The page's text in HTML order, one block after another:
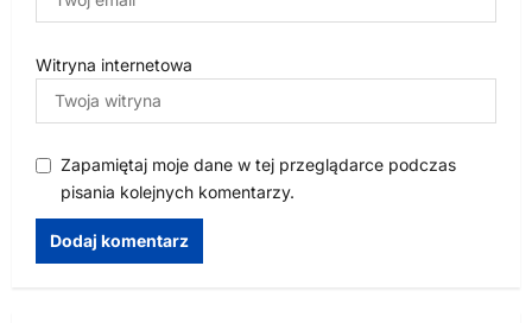
Witryna internetowa
Zapamiętaj moje dane w tej przeglądarce podczas
pisania kolejnych komentarzy.